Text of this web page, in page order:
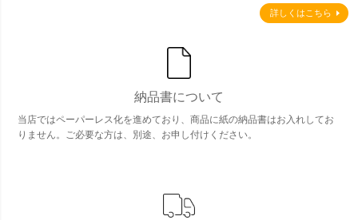
詳しくはこちら
納品書について
当店ではペーパーレス化を進めており、商品に紙の納品書はお入れしてお
りません。ご必要な方は、別途、お申し付けください。